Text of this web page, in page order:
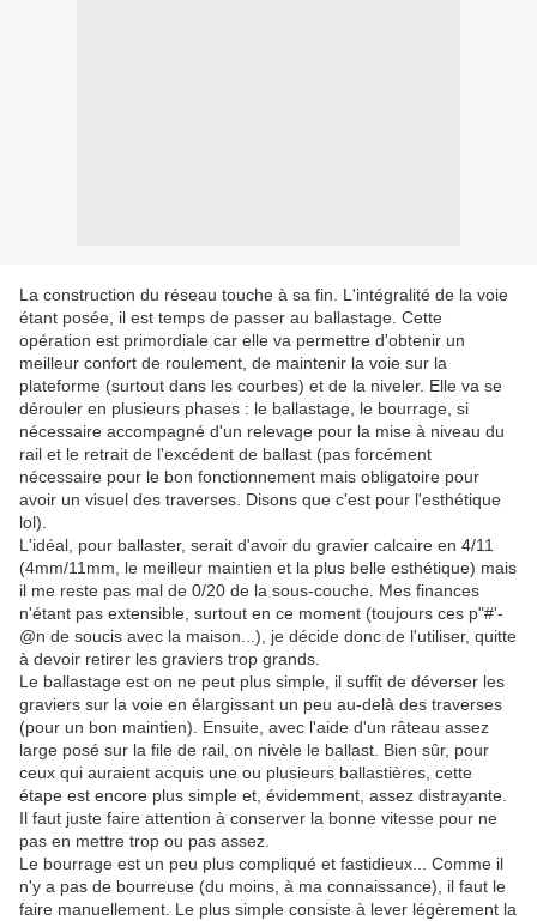
La construction du réseau touche à sa fin. L'intégralité de la voie
étant posée, il est temps de passer au ballastage. Cette
opération est primordiale car elle va permettre d'obtenir un
meilleur confort de roulement, de maintenir la voie sur la
plateforme (surtout dans les courbes) et de la niveler. Elle va se
dérouler en plusieurs phases : le ballastage, le bourrage, si
nécessaire accompagné d'un relevage pour la mise à niveau du
rail et le retrait de l'excédent de ballast (pas forcément
nécessaire pour le bon fonctionnement mais obligatoire pour
avoir un visuel des traverses. Disons que c'est pour l'esthétique
lol).
L'idéal, pour ballaster, serait d'avoir du gravier calcaire en 4/11
(4mm/11mm, le meilleur maintien et la plus belle esthétique) mais
il me reste pas mal de 0/20 de la sous-couche. Mes finances
n'étant pas extensible, surtout en ce moment (toujours ces p"#'-
@n de soucis avec la maison...), je décide donc de l'utiliser, quitte
à devoir retirer les graviers trop grands.
Le ballastage est on ne peut plus simple, il suffit de déverser les
graviers sur la voie en élargissant un peu au-delà des traverses
(pour un bon maintien). Ensuite, avec l'aide d'un râteau assez
large posé sur la file de rail, on nivèle le ballast. Bien sûr, pour
ceux qui auraient acquis une ou plusieurs ballastières, cette
étape est encore plus simple et, évidemment, assez distrayante.
Il faut juste faire attention à conserver la bonne vitesse pour ne
pas en mettre trop ou pas assez.
Le bourrage est un peu plus compliqué et fastidieux... Comme il
n'y a pas de bourreuse (du moins, à ma connaissance), il faut le
faire manuellement. Le plus simple consiste à lever légèrement la